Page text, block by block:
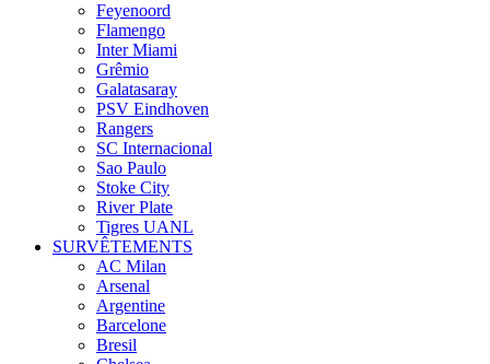
Feyenoord
Flamengo
Inter Miami
Grêmio
Galatasaray
PSV Eindhoven
Rangers
SC Internacional
Sao Paulo
Stoke City
River Plate
Tigres UANL
SURVÊTEMENTS
AC Milan
Arsenal
Argentine
Barcelone
Bresil